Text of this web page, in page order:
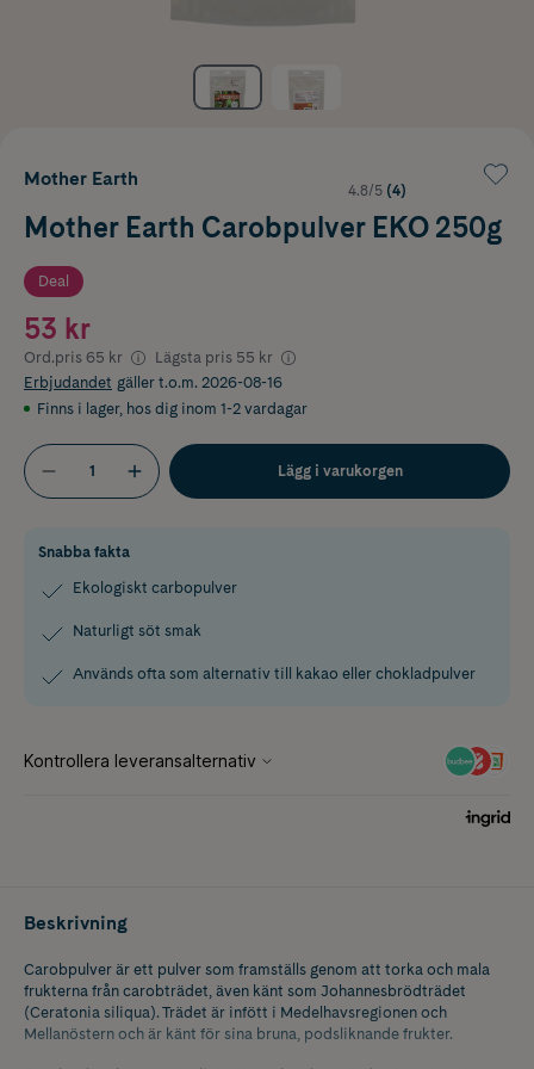
Mother Earth
4.8/5 (4)
Mother Earth Carobpulver EKO 250g
Deal
53 kr
Ord.pris 65 kr Lägsta pris 55 kr
Erbjudandet gäller t.o.m. 2026-08-16
Finns i lager, hos dig inom 1-2 vardagar
Lägg i varukorgen
Snabba fakta
Ekologiskt carbopulver
Naturligt söt smak
Används ofta som alternativ till kakao eller chokladpulver
Beskrivning
Carobpulver är ett pulver som framställs genom att torka och mala
frukterna från carobträdet, även känt som Johannesbrödträdet
(Ceratonia siliqua). Trädet är infött i Medelhavsregionen och
Mellanöstern och är känt för sina bruna, podsliknande frukter.